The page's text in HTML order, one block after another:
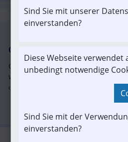
SOLD OUT
OpenRailwayMap  |  Weitra
OpenRailwayMap - An
world's railway infrastructure.
openrailwaymap.org
Sind Sie mit unserer
einverstanden?
Diese Webseite verwendet
unbedingt notwendige
Sind Sie mit der
einverstanden?